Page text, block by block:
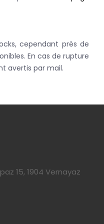
cependant près de
En cas de rupture
avertis par mail.
15, 1904 Vernayaz